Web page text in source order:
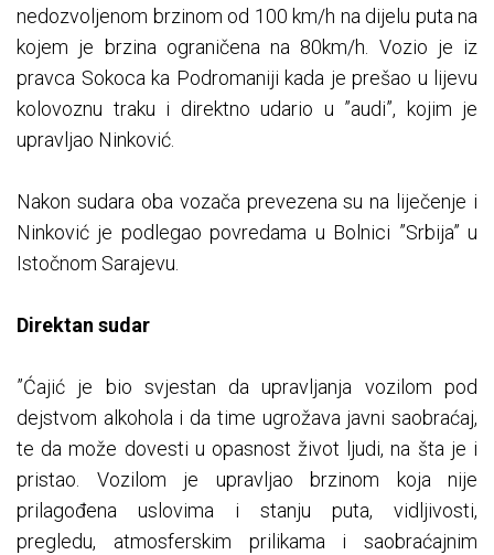
nedozvoljenom brzinom od 100 km/h na dijelu puta na
kojem je brzina ograničena na 80km/h. Vozio je iz
pravca Sokoca ka Podromaniji kada je prešao u lijevu
kolovoznu traku i direktno udario u ”audi”, kojim je
upravljao Ninković.
Nakon sudara oba vozača prevezena su na liječenje i
Ninković je podlegao povredama u Bolnici ”Srbija” u
Istočnom Sarajevu.
Direktan sudar
”Ćajić je bio svjestan da upravljanja vozilom pod
dejstvom alkohola i da time ugrožava javni saobraćaj,
te da može dovesti u opasnost život ljudi, na šta je i
pristao. Vozilom je upravljao brzinom koja nije
prilagođena uslovima i stanju puta, vidljivosti,
pregledu, atmosferskim prilikama i saobraćajnim